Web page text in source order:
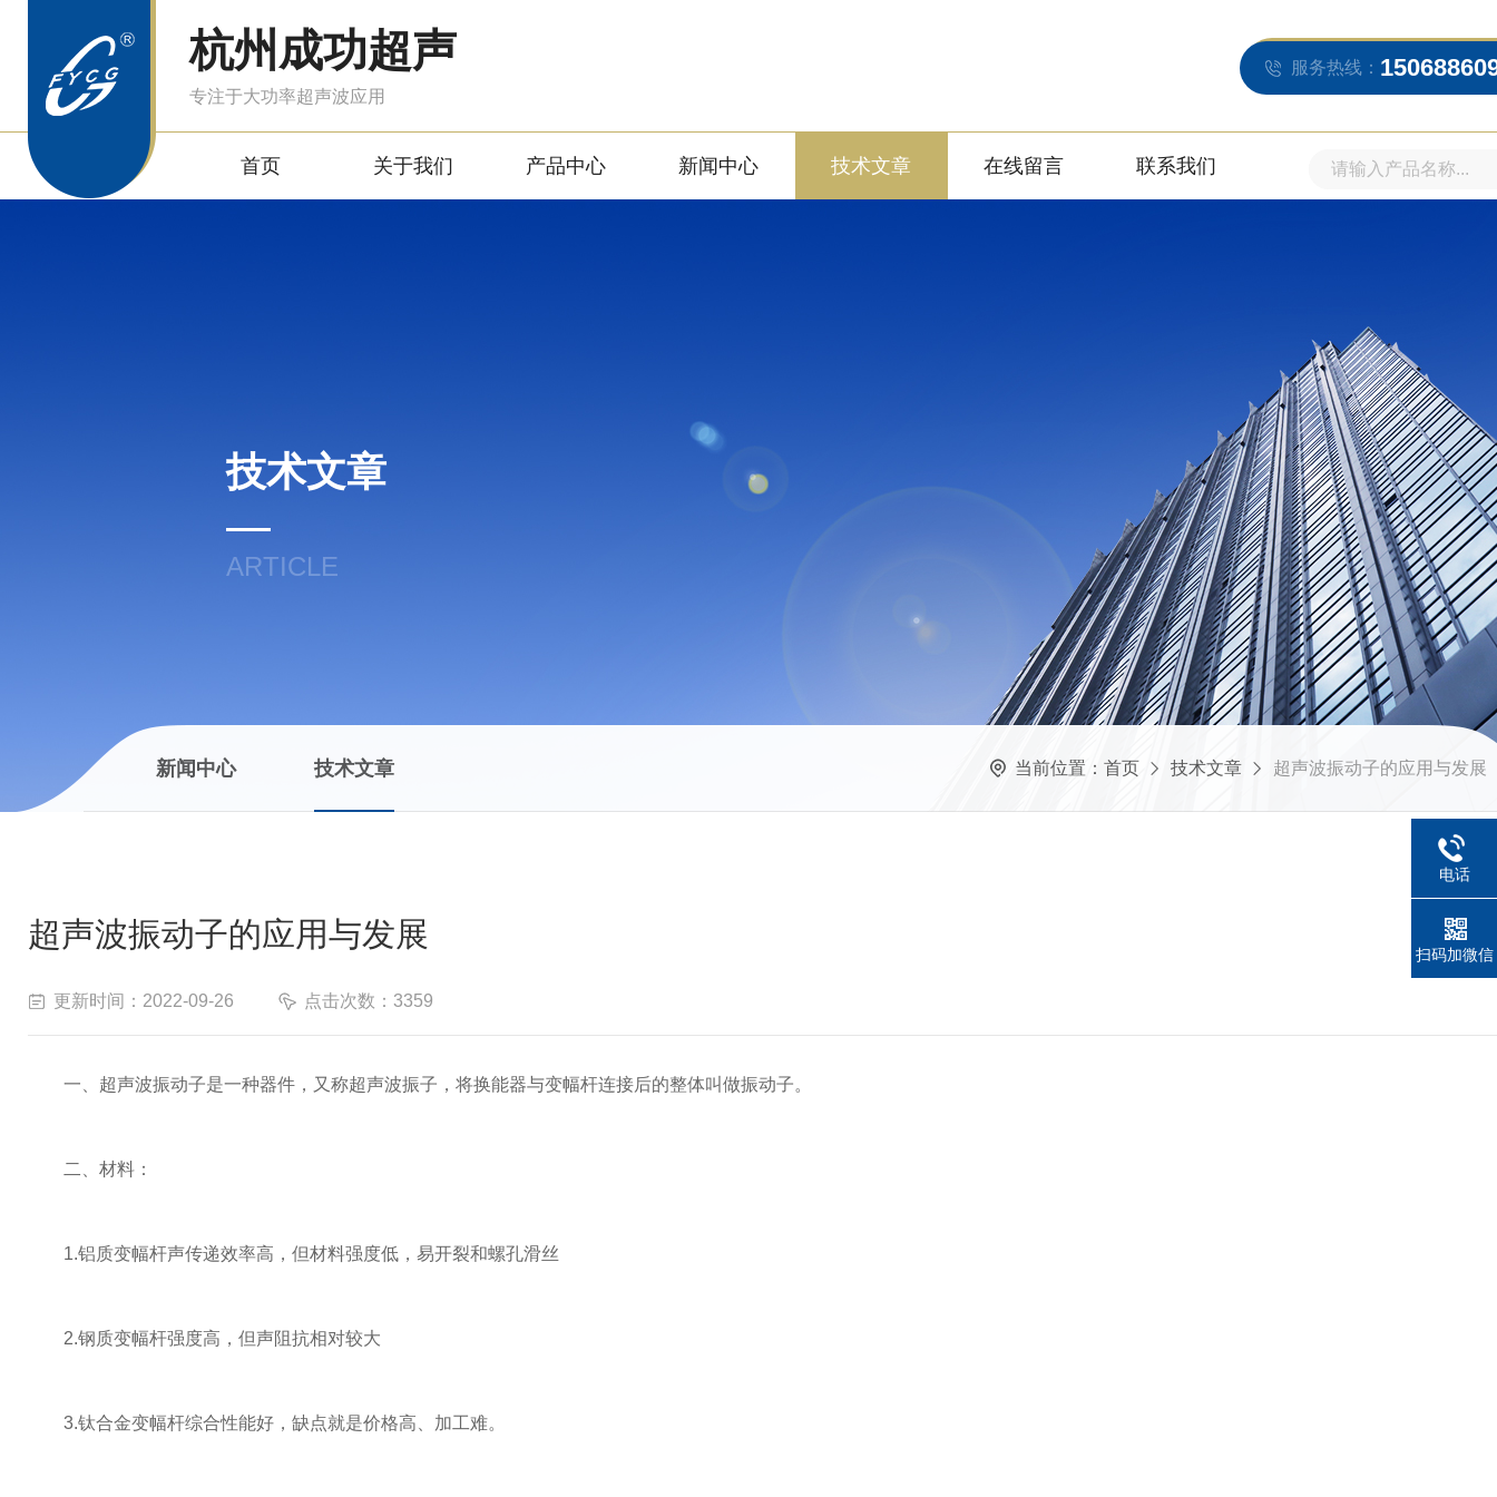
杭州成功超声
专注于大功率超声波应用
服务热线：
首页 关于我们 产品中心 新闻中心 技术文章 在线留言 联系我们
技术文章
ARTICLE
新闻中心 技术文章 当前位置： 首页 技术文章 超声波振动子的应用与发展
超声波振动子的应用与发展
更新时间：2022-09-26 点击次数：3359
一、超声波振动子是一种器件，又称超声波振子，将换能器与变幅杆连接后的整体叫做振动子。
二、材料：
1.铝质变幅杆声传递效率高，但材料强度低，易开裂和螺孔滑丝
2.钢质变幅杆强度高，但声阻抗相对较大
3.钛合金变幅杆综合性能好，缺点就是价格高、加工难。
电话
扫码加微信